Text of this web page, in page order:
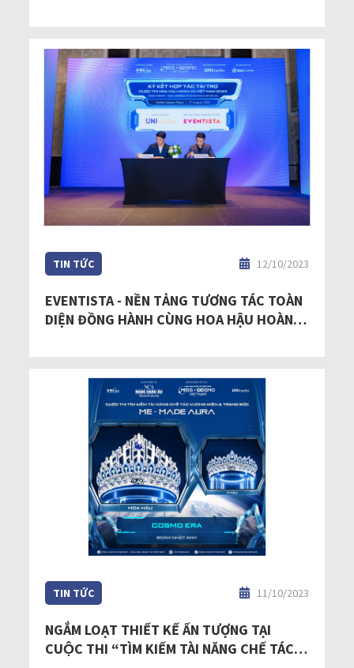
TIN TỨC 12/10/2023
EVENTISTA - NỀN TẢNG TƯƠNG TÁC TOÀN
DIỆN ĐỒNG HÀNH CÙNG HOA HẬU HOÀN
TIN TỨC 11/10/2023
NGẮM LOẠT THIẾT KẾ ẤN TƯỢNG TẠI
CUỘC THI “TÌM KIẾM TÀI NĂNG CHẾ TÁC